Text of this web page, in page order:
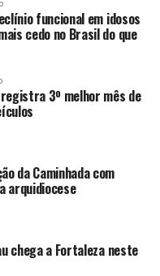
funcional em idosos
cedo no Brasil do que
3º melhor mês de
da Caminhada com
arquidiocese
chega a Fortaleza neste